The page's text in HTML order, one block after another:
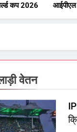
कप 2026
वेतन